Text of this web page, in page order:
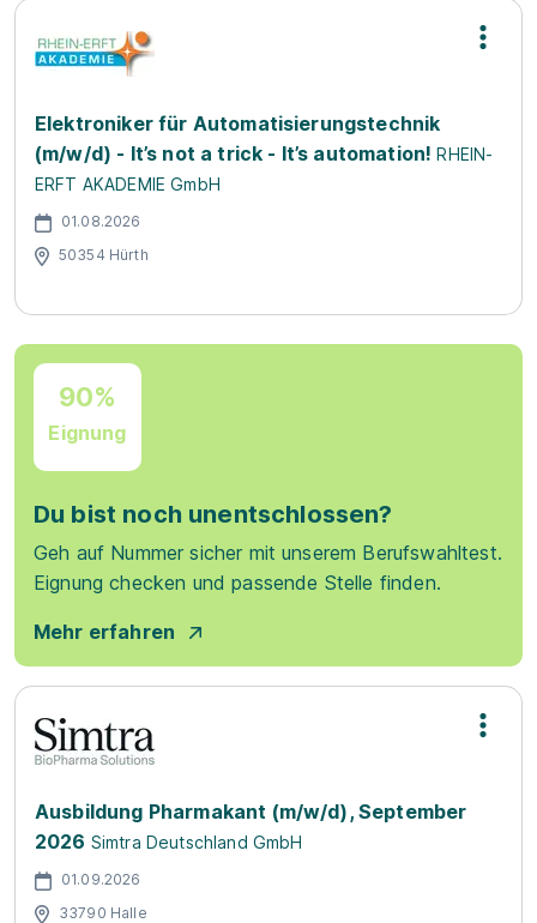
Elektroniker für Automatisierungstechnik
(m/w/d) - It’s not a trick - It’s automation! RHEIN-
ERFT AKADEMIE GmbH
01.08.2026
50354 Hürth
90%
Eignung
Du bist noch unentschlossen?
Geh auf Nummer sicher mit unserem Berufswahltest.
Eignung checken und passende Stelle finden.
Mehr erfahren
Ausbildung Pharmakant (m/w/d), September
2026 Simtra Deutschland GmbH
01.09.2026
33790 Halle